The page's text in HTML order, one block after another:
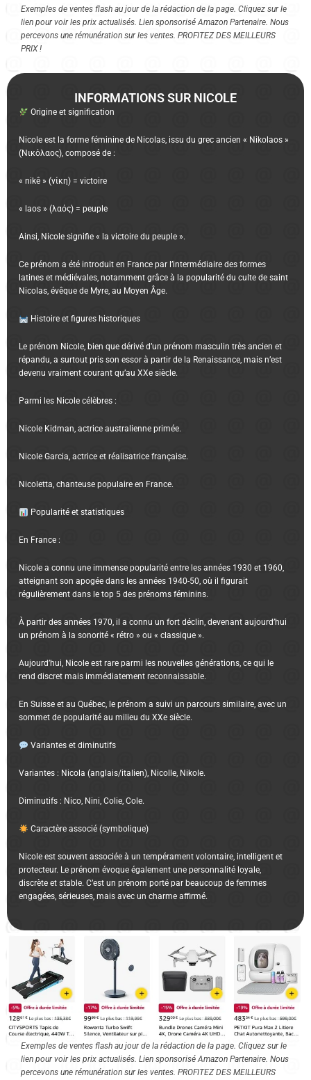
Exemples de ventes flash au jour de la rédaction de la page. Cliquez sur le
lien pour voir les prix actualisés. Lien sponsorisé Amazon Partenaire. Nous
percevons une rémunération sur les ventes. PROFITEZ DES MEILLEURS
PRIX !
INFORMATIONS SUR NICOLE
Origine et signification
Nicole est la forme féminine de Nicolas, issu du grec ancien « Nikolaos »
(Νικόλαος), composé de :
« nikê » (νίκη) = victoire
« laos » (λαός) = peuple
Ainsi, Nicole signifie « la victoire du peuple ».
Ce prénom a été introduit en France par l’intermédiaire des formes
latines et médiévales, notamment grâce à la popularité du culte de saint
Nicolas, évêque de Myre, au Moyen Âge.
Histoire et figures historiques
Le prénom Nicole, bien que dérivé d’un prénom masculin très ancien et
répandu, a surtout pris son essor à partir de la Renaissance, mais n’est
devenu vraiment courant qu’au XXe siècle.
Parmi les Nicole célèbres :
Nicole Kidman, actrice australienne primée.
Nicole Garcia, actrice et réalisatrice française.
Nicoletta, chanteuse populaire en France.
Popularité et statistiques
En France :
Nicole a connu une immense popularité entre les années 1930 et 1960,
atteignant son apogée dans les années 1940-50, où il figurait
régulièrement dans le top 5 des prénoms féminins.
À partir des années 1970, il a connu un fort déclin, devenant aujourd’hui
un prénom à la sonorité « rétro » ou « classique ».
Aujourd’hui, Nicole est rare parmi les nouvelles générations, ce qui le
rend discret mais immédiatement reconnaissable.
En Suisse et au Québec, le prénom a suivi un parcours similaire, avec un
sommet de popularité au milieu du XXe siècle.
Variantes et diminutifs
Variantes : Nicola (anglais/italien), Nicolle, Nikole.
Diminutifs : Nico, Nini, Colie, Cole.
Caractère associé (symbolique)
Nicole est souvent associée à un tempérament volontaire, intelligent et
protecteur. Le prénom évoque également une personnalité loyale,
discrète et stable. C’est un prénom porté par beaucoup de femmes
engagées, sérieuses, mais avec un charme affirmé.
Exemples de ventes flash au jour de la rédaction de la page. Cliquez sur le
lien pour voir les prix actualisés. Lien sponsorisé Amazon Partenaire. Nous
percevons une rémunération sur les ventes. PROFITEZ DES MEILLEURS